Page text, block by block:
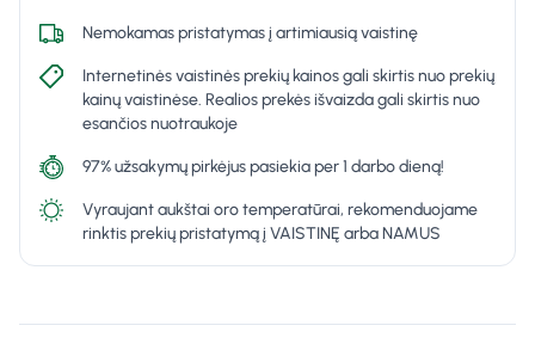
Nemokamas pristatymas į artimiausią vaistinę
Internetinės vaistinės prekių kainos gali skirtis nuo prekių
kainų vaistinėse. Realios prekės išvaizda gali skirtis nuo
esančios nuotraukoje
97% užsakymų pirkėjus pasiekia per 1 darbo dieną!
Vyraujant aukštai oro temperatūrai, rekomenduojame
rinktis prekių pristatymą į VAISTINĘ arba NAMUS